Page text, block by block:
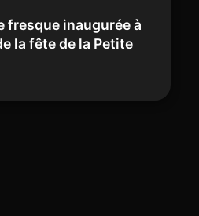
fresque inaugurée à
la fête de la Petite